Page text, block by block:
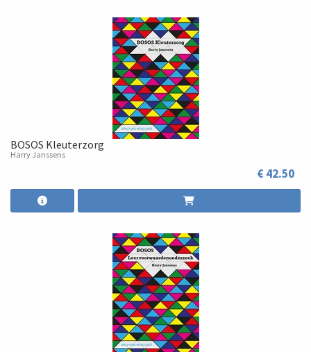
BOSOS Kleuterzorg
Harry Janssens
€ 42.50